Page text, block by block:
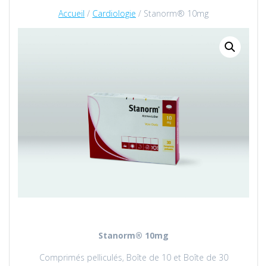
Accueil / Cardiologie / Stanorm® 10mg
Stanorm® 10mg
Comprimés pelliculés, Boîte de 10 et Boîte de 30